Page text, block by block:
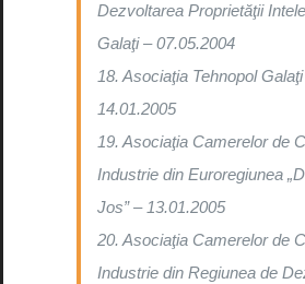
Dezvoltarea Proprietăţii
Galaţi – 07.05.2004
18. Asociaţia Tehnopol
14.01.2005
19. Asociaţia Camerelor de
Industrie din Euroregiunea
Jos” – 13.01.2005
20. Asociaţia Camerelor de
Industrie din Regiunea de